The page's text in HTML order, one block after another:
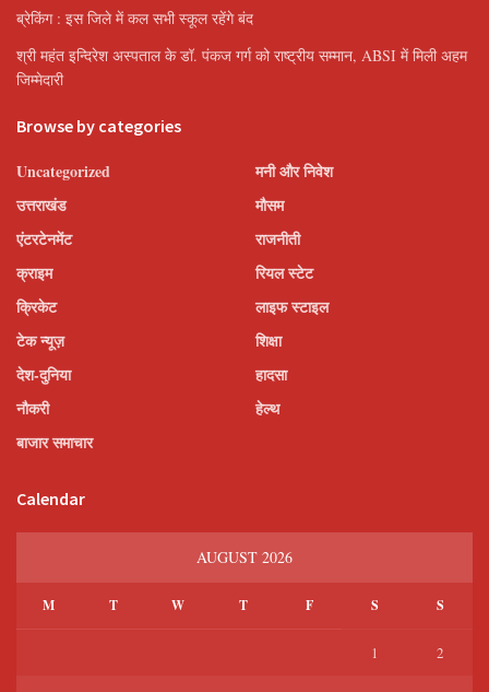
ब्रेकिंग : इस जिले में कल सभी स्कूल रहेंगे बंद
श्री महंत इन्दिरेश अस्पताल के डॉ. पंकज गर्ग को राष्ट्रीय सम्मान, ABSI में मिली अहम
जिम्मेदारी
Browse by categories
Uncategorized
उत्तराखंड
एंटरटेनमेंट
क्राइम
क्रिकेट
टेक न्यूज़
देश-दुनिया
नौकरी
बाजार समाचार
मनी और निवेश
मौसम
राजनीती
रियल स्टेट
लाइफ स्टाइल
शिक्षा
हादसा
हेल्थ
Calendar
AUGUST 2026
M T W T F S S
1 2